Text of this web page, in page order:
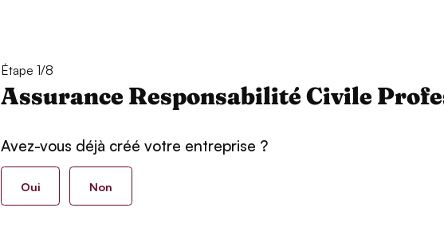
Étape 1/8
Assurance Responsabilité Civile
Avez-vous déjà créé votre entreprise ?
Oui Non